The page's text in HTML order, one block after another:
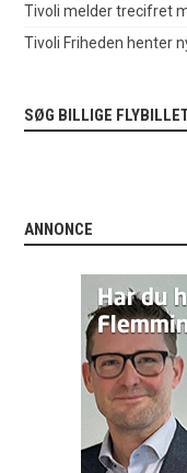
Tivoli melder trecifret
Tivoli Friheden henter
SØG BILLIGE
ANNONCE